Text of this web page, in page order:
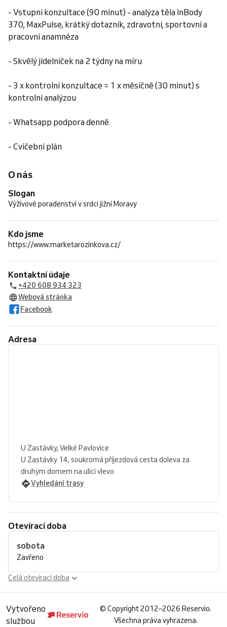
- Vstupní konzultace (90 minut) - analýza těla InBody
370, MaxPulse, krátký dotazník, zdravotní, sportovní a
pracovní anamnéza
- Skvělý jídelníček na 2 týdny na míru
- 3 x kontrolní konzultace = 1 x měsíčně (30 minut) s
kontrolní analýzou
- Whatsapp podpora denně
- Cvičební plán
O nás
Slogan
Výživové poradenství v srdci jižní Moravy
Kdo jsme
https://www.marketarozinkova.cz/
Kontaktní údaje
+420 608 934 323
Webová stránka
Facebook
Adresa
U Zastávky, Velké Pavlovice
U Zastávky 14, soukromá příjezdová cesta doleva za
druhým domem na ulici vlevo
Vyhledání trasy
Otevírací doba
sobota
Zavřeno
Celá otevírací doba
Vytvořeno
službou
© Copyright 2012–2026 Reservio.
Všechna práva vyhrazena.